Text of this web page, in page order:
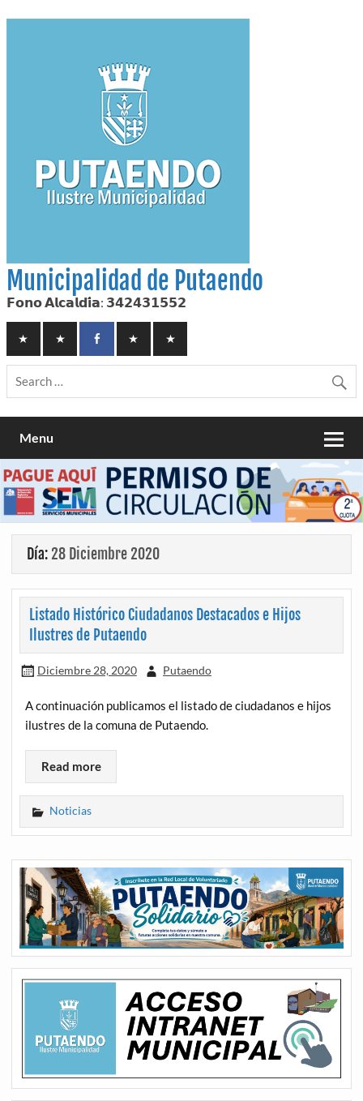
to
Municipalidad de Putaendo
𝗙𝗼𝗻𝗼 𝗔𝗹𝗰𝗮𝗹𝗱𝗶́𝗮: 𝟯𝟰𝟮𝟰𝟯𝟭𝟱𝟱𝟮
Menu
Día: 28 Diciembre 2020
Listado Histórico Ciudadanos Destacados e Hijos
Ilustres de Putaendo
Diciembre 28, 2020 Putaendo
A continuación publicamos el listado de ciudadanos e hijos
ilustres de la comuna de Putaendo.
Read more
Noticias